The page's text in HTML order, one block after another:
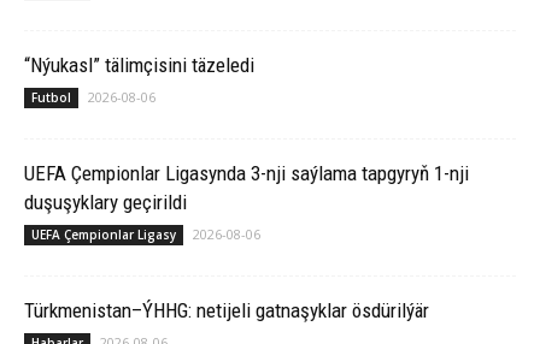
“Nýukasl” tälimçisini täzeledi
Futbol 2026-08-06
UEFA Çempionlar Ligasynda 3-nji saýlama tapgyryň 1-nji
duşuşyklary geçirildi
UEFA Çempionlar Ligasy 2026-08-06
Türkmenistan–ÝHHG: netijeli gatnaşyklar ösdürilýär